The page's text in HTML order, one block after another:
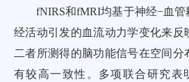
fNIRS和fMRI均基于神经−血
经活动引发的血流动力学变化来反
二者所测得的脑功能信号在空间
有较高一致性。多项联合研究表